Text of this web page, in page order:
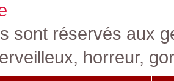
sont réservés aux
horreur,